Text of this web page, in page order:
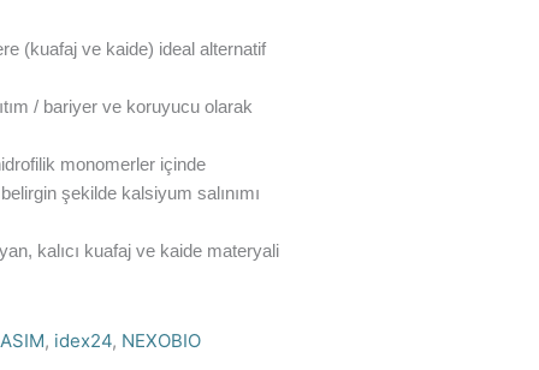
(kuafaj ve kaide) ideal alternatif
/ bariyer ve koruyucu olarak
monomerler içinde
şekilde kalsiyum salınımı
kalıcı kuafaj ve kaide materyali
, idex24, NEXOBIO